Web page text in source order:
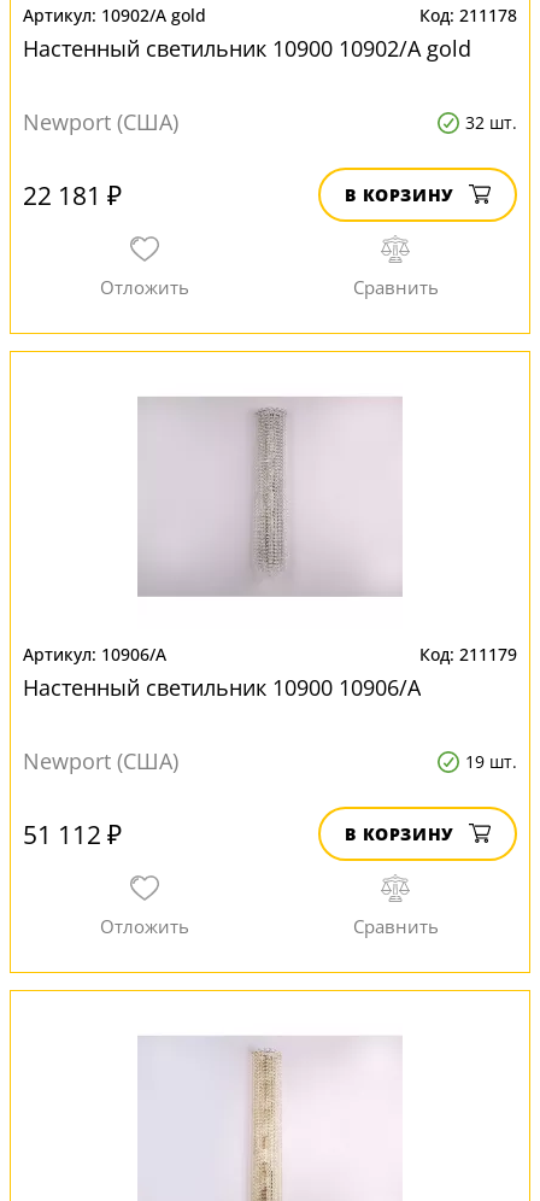
10902/A gold 211178
Настенный светильник 10900 10902/A gold
Newport (США) 32 шт.
22 181 ₽ В КОРЗИНУ
10906/A 211179
Настенный светильник 10900 10906/A
Newport (США) 19 шт.
51 112 ₽ В КОРЗИНУ